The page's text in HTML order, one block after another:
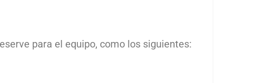
para el equipo, como los siguientes: